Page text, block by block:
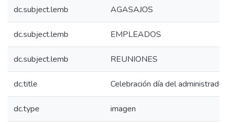
dc.subject.lemb AGASAJOS
dc.subject.lemb EMPLEADOS
dc.subject.lemb REUNIONES
dc.title Celebración día del administrador
dc.type imagen